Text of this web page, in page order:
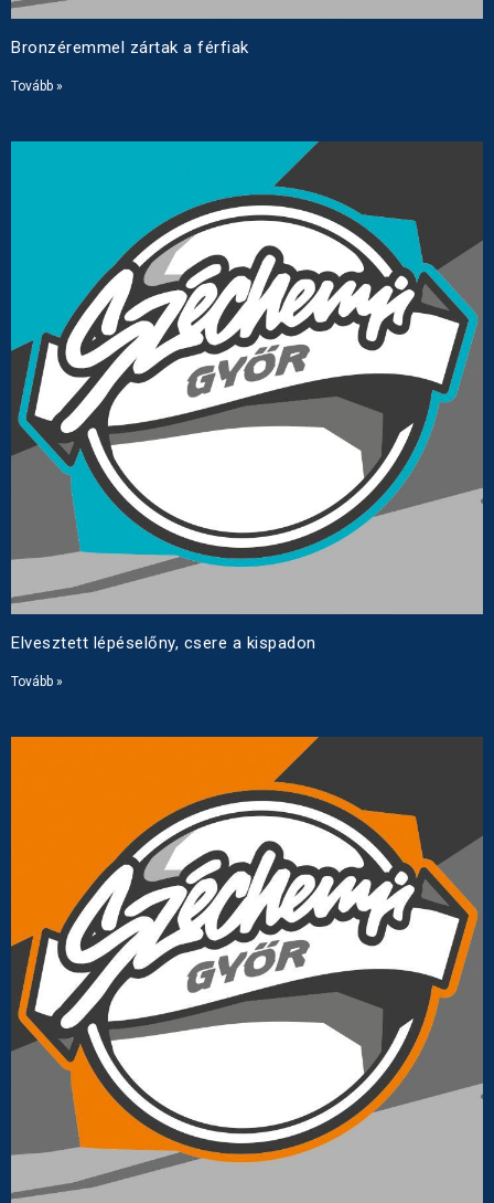
Bronzéremmel zártak a férfiak
Tovább »
Elvesztett lépéselőny, csere a kispadon
Tovább »